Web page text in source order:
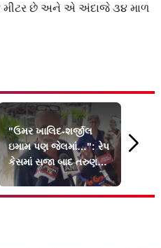
મીટર છે અને એ અંદાજે ૩૪ માળ
"ઉમર ખાલિદ-શર્જીલ
ઇમામ પણ જેલમાં…": રેપ
કેસમાં સજા બાદ તરુણ
તેજપાલે શું કહ્યું?